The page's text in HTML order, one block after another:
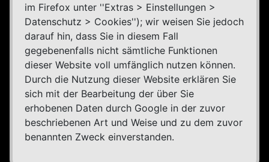
im Firefox unter ''Extras > Einstellungen >
Datenschutz > Cookies''); wir weisen Sie jedoch
darauf hin, dass Sie in diesem Fall
gegebenenfalls nicht sämtliche Funktionen
dieser Website voll umfänglich nutzen können.
Durch die Nutzung dieser Website erklären Sie
sich mit der Bearbeitung der über Sie
erhobenen Daten durch Google in der zuvor
beschriebenen Art und Weise und zu dem zuvor
benannten Zweck einverstanden.